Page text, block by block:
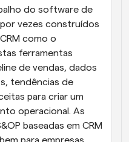
do software de
vezes construídos
como o
ferramentas
de vendas, dados
tendências de
para criar um
operacional. As
baseadas em CRM